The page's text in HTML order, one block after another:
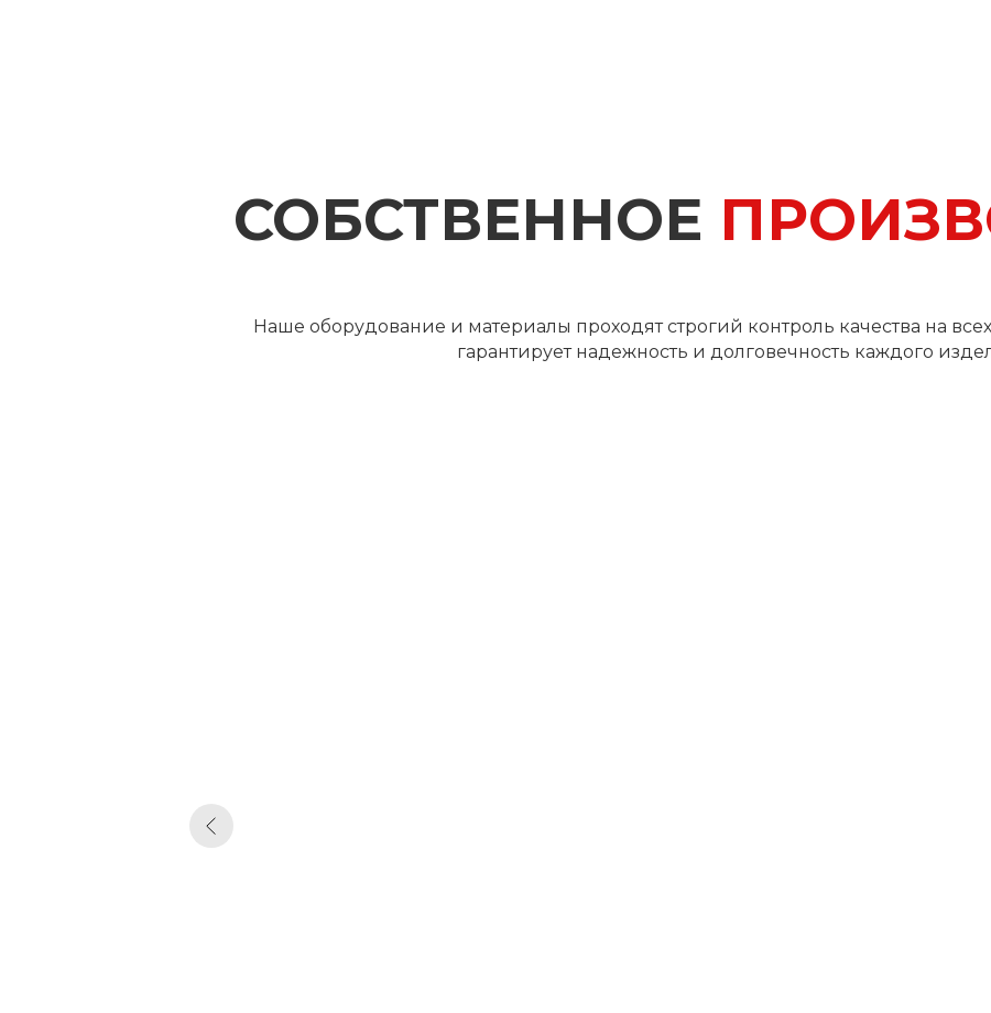
СОБСТВЕННОЕ
Наше оборудование и материалы проходят строгий контроль качества на всех
гарантирует надежность и долговечность каждого